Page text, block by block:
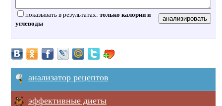
показывать в результатах: только калории и
углеводы
анализатор рецептов
эффективные диеты